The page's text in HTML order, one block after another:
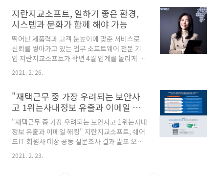
도입 비용 부담으로 즉각적인 비대면 업무 전환
이 어려운 중소..
수 있었던 지란지교소프트 2021 온라인 신년회
(시무식)! 과연 그 모습은 어땠는지, 지금 바로 공
개합니다 :) 코로나19? 그렇다면 온라인 신년회!!
다 같이 식사? 못하는 대신 선물!! 코로나19로 인
해 사회적 거리 두기에 동참하는 만큼 모두가 모
일 수 없는 대신, 2020년을 돌아보고 올해 우리
가 나아가야 할 방향을 공유하고자 준비한 2021
는 그간 신년회 후 모두 함께하..
지란지교소프트, 일하기 좋은 환경,
시스템과 문화가 함께 해야 가능
뛰어난 제품력과 고객 눈높이에 맞춘 서비스로
신뢰를 쌓아가고 있는 업무 소프트웨어 전문 기
업 지란지교소프트가 작년 4월 업계를 놀라게 한
바 있다. 바로 2012년에 영업팀 대리로 입사한
사원이 8년 만에 대표이사직에 올랐다는 소식을
표라는 부연설명은 신임 대표에 대한 궁금증을
더욱 높였다. 화제의 주인공 박승애 대표는 2012
년 입사 후 전문 분야인 영업 직무에서 좋은 실적
을 내는 것은 물론 마케팅, 기획, 개발, 기술지원
업무까지 아우르며 조직을 성공적으로 이끌었다
는 평가를 받았다. 그는 대표이사 취임 당시 그동
안의 경험을 바탕으로 지란지교소프트의 비즈니
2021. 2. 26.
"재택근무 중 가장 우려되는 보안사
고 1위는사내정보 유출과 이메일 해
킹"
"재택근무 중 가장 우려되는 보안사고 1위는사내
정보 유출과 이메일 해킹" 지란지교소프트, 쉐어
드IT 회원사 대상 공동 설문조사 결과 발표 오피
스키퍼+머드픽스 합친 '재택 근무 보안 프로모
션'으로 현업 고민 해결 지원 나서 최근 지란지교
2021. 2. 23.